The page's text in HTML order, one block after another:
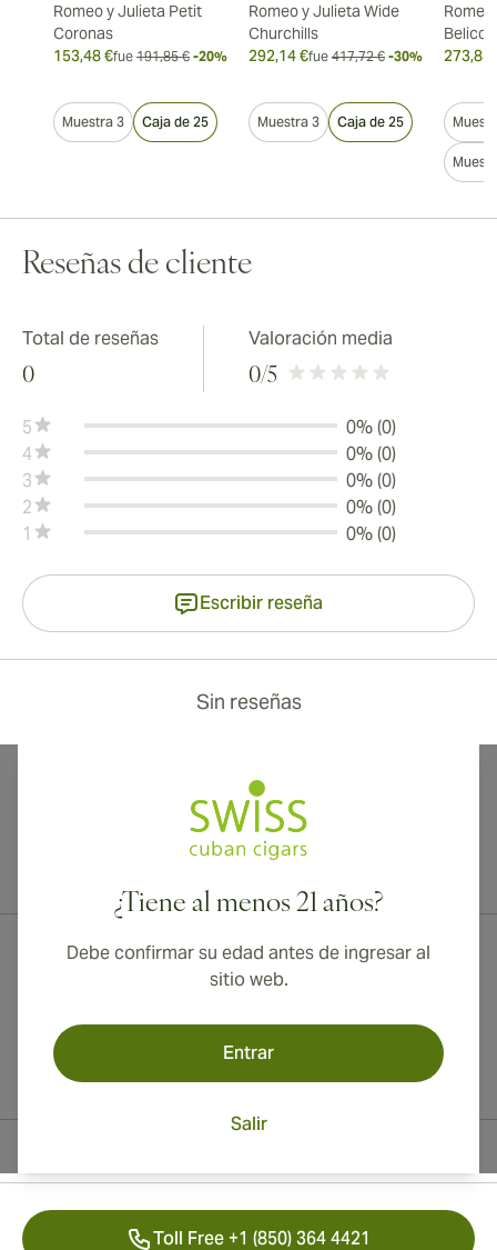
Romeo y Julieta Petit
Coronas
153,48 €fue 191,85 € -20%
Muestra 3 Caja de 25
Romeo y Julieta Wide
Churchills
292,14 €fue 417,72 € -30%
Muestra 3 Caja de 25
273,83
Reseñas de cliente
Total de reseñas
0
Valoración media
0/5
5
0% (0)
4
0% (0)
3
0% (0)
2
0% (0)
1
0% (0)
Escribir reseña
Sin reseñas
¿Tiene al menos 21 años?
Debe confirmar su edad antes de ingresar al
sitio web.
Entrar
Salir
Toll Free +1 (850) 364 4421